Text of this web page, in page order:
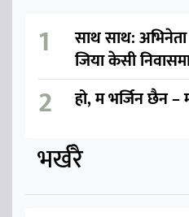
साथ साथ:
जिया केसी
हो, म भर्जिन छैन –
भर्खरै